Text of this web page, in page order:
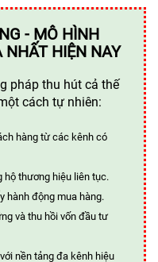
- MÔ HÌNH
NHẤT HIỆN NAY
pháp thu hút cả thế
cách tự nhiên:
hàng từ các kênh có
hộ thương hiệu liên tục.
hành động mua hàng.
và thu hồi vốn đầu tư
nền tảng đa kênh hiệu